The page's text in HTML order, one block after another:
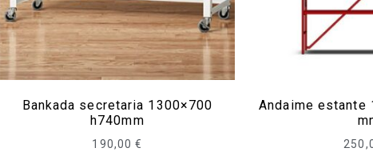
Bankada secretaria 1300×700
h740mm
190,00€
Andaime estante